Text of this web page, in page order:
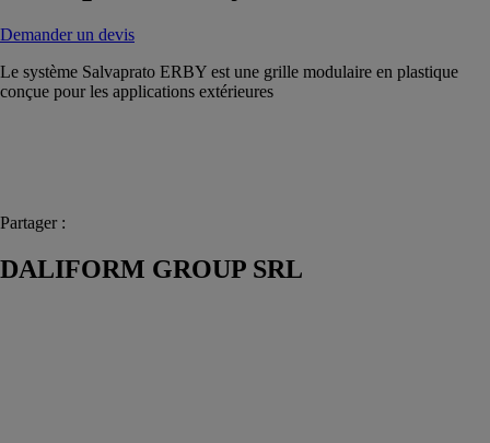
Demander un devis
Le système Salvaprato ERBY est une grille modulaire en plastique
conçue pour les applications extérieures
Partager :
DALIFORM GROUP SRL